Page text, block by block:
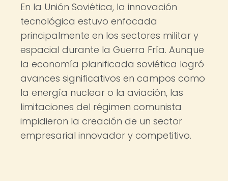
En la Unión Soviética, la innovación
tecnológica estuvo enfocada
principalmente en los sectores militar y
espacial durante la Guerra Fría. Aunque
la economía planificada soviética logró
avances significativos en campos como
la energía nuclear o la aviación, las
limitaciones del régimen comunista
impidieron la creación de un sector
empresarial innovador y competitivo.